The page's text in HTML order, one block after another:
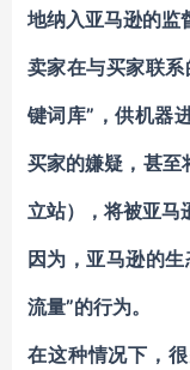
地纳入亚马逊的监
卖家在与买家联
键词库”，供机器
买家的嫌疑，甚至
立站），将被亚马
因为，亚马逊的
流量”的行为。
在这种情况下，